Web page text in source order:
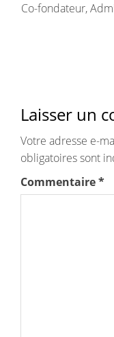
Co-fondateur,
Laisser un
Votre adresse e-
obligatoires sont
Commentaire*